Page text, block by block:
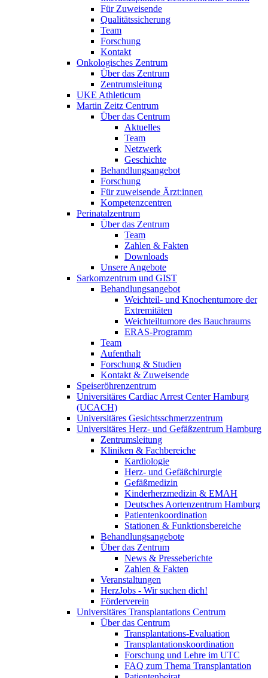
Für Zuweisende
Qualitätssicherung
Team
Forschung
Kontakt
Onkologisches Zentrum
Über das Zentrum
Zentrumsleitung
UKE Athleticum
Martin Zeitz Centrum
Über das Centrum
Aktuelles
Team
Netzwerk
Geschichte
Behandlungsangebot
Forschung
Für zuweisende Ärzt:innen
Kompetenzcentren
Perinatalzentrum
Über das Zentrum
Team
Zahlen & Fakten
Downloads
Unsere Angebote
Sarkomzentrum und GIST
Behandlungsangebot
Weichteil- und Knochentumore der
Extremitäten
Weichteiltumore des Bauchraums
ERAS-Programm
Team
Aufenthalt
Forschung & Studien
Kontakt & Zuweisende
Speiseröhrenzentrum
Universitäres Cardiac Arrest Center Hamburg
(UCACH)
Universitäres Gesichtsschmerzzentrum
Universitäres Herz- und Gefäßzentrum Hamburg
Zentrumsleitung
Kliniken & Fachbereiche
Kardiologie
Herz- und Gefäßchirurgie
Gefäßmedizin
Kinderherzmedizin & EMAH
Deutsches Aortenzentrum Hamburg
Patientenkoordination
Stationen & Funktionsbereiche
Behandlungsangebote
Über das Zentrum
News & Presseberichte
Zahlen & Fakten
Veranstaltungen
HerzJobs - Wir suchen dich!
Förderverein
Universitäres Transplantations Centrum
Über das Centrum
Transplantations-Evaluation
Transplantationskoordination
Forschung und Lehre im UTC
FAQ zum Thema Transplantation